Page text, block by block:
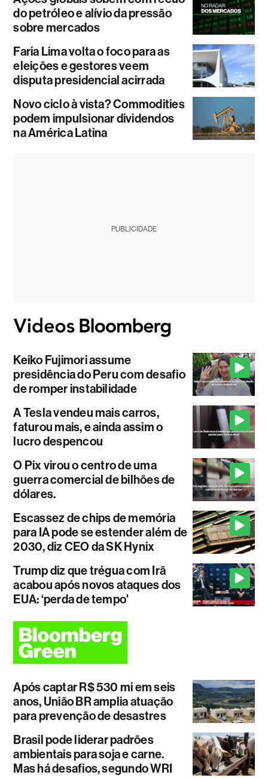
do petróleo e alívio da pressão
sobre mercados
Faria Lima volta o foco para as
eleições e gestores veem
disputa presidencial acirrada
Novo ciclo à vista? Commodities
podem impulsionar dividendos
na América Latina
PUBLICIDADE
Keiko Fujimori assume
presidência do Peru com desafio
de romper instabilidade
A Tesla vendeu mais carros,
faturou mais, e ainda assim o
lucro despencou
O Pix virou o centro de uma
guerra comercial de bilhões de
dólares.
Escassez de chips de memória
para IA pode se estender além de
2030, diz CEO da SK Hynix
Trump diz que trégua com Irã
acabou após novos ataques dos
EUA: ‘perda de tempo'
Após captar R$ 530 mi em seis
anos, União BR amplia atuação
para prevenção de desastres
Brasil pode liderar padrões
ambientais para soja e carne.
Mas há desafios, segundo WRI